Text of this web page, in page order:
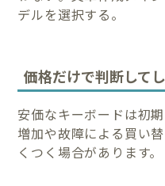
デルを選択する。
価格だけで判断して
安価なキーボードは初
増加や故障による買い
くつく場合があります。